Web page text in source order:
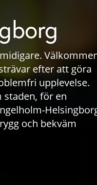
efter att göra
upplevelse.
för en
och bekväm